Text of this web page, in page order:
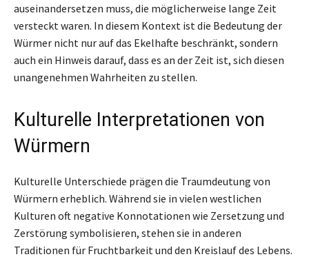
auseinandersetzen muss, die möglicherweise lange Zeit
versteckt waren. In diesem Kontext ist die Bedeutung der
Würmer nicht nur auf das Ekelhafte beschränkt, sondern
auch ein Hinweis darauf, dass es an der Zeit ist, sich diesen
unangenehmen Wahrheiten zu stellen.
Kulturelle Interpretationen von
Würmern
Kulturelle Unterschiede prägen die Traumdeutung von
Würmern erheblich. Während sie in vielen westlichen
Kulturen oft negative Konnotationen wie Zersetzung und
Zerstörung symbolisieren, stehen sie in anderen
Traditionen für Fruchtbarkeit und den Kreislauf des Lebens.